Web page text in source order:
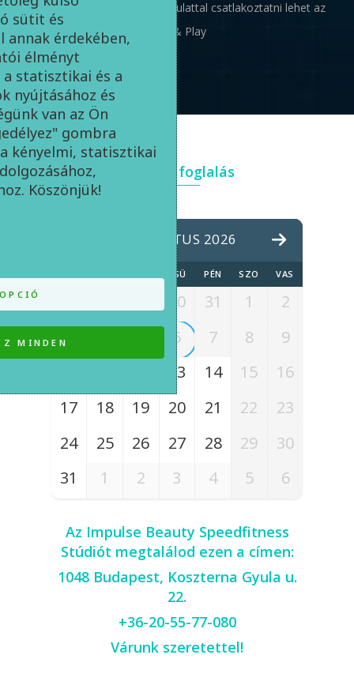
amelyet egy kézmozdulattal csatlakoztatni lehet az
edzőkészülékre: Plug & Play
Időpont foglalás
AUGUSZTUS 2026
CSÜ PÉN SZO VAS
30 31 1
2
3
6 7 8
9
13 14 15
16
17
18 19 20 21 22
23
24
25 26 27 28 29
30
31
1 2 3 4 5 6
Az Impulse Beauty Speedfitness
Stúdiót megtalálod ezen a címen:
1048 Budapest, Koszterna Gyula u.
22.
+36-20-55-77-080
Várunk szeretettel!
sütit és
annak érdekében,
élményt
statisztikai és a
nyújtásához és
van az Ön
gombra
kényelmi, statisztikai
Köszönjük!
MINDEN